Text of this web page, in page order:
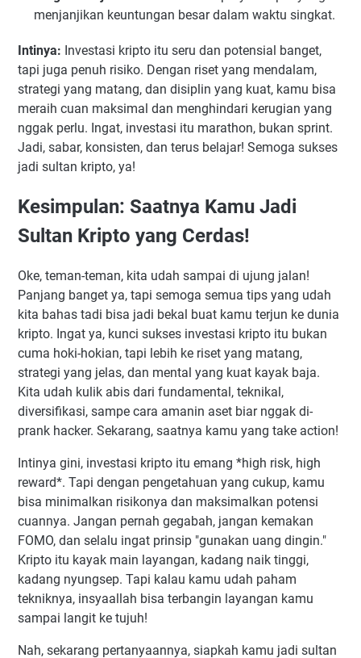
menjanjikan keuntungan besar dalam waktu singkat.
Intinya: Investasi kripto itu seru dan potensial banget,
tapi juga penuh risiko. Dengan riset yang mendalam,
strategi yang matang, dan disiplin yang kuat, kamu bisa
meraih cuan maksimal dan menghindari kerugian yang
nggak perlu. Ingat, investasi itu marathon, bukan sprint.
Jadi, sabar, konsisten, dan terus belajar! Semoga sukses
jadi sultan kripto, ya!
Kesimpulan: Saatnya Kamu Jadi
Sultan Kripto yang Cerdas!
Oke, teman-teman, kita udah sampai di ujung jalan!
Panjang banget ya, tapi semoga semua tips yang udah
kita bahas tadi bisa jadi bekal buat kamu terjun ke dunia
kripto. Ingat ya, kunci sukses investasi kripto itu bukan
cuma hoki-hokian, tapi lebih ke riset yang matang,
strategi yang jelas, dan mental yang kuat kayak baja.
Kita udah kulik abis dari fundamental, teknikal,
diversifikasi, sampe cara amanin aset biar nggak di-
prank hacker. Sekarang, saatnya kamu yang take action!
Intinya gini, investasi kripto itu emang *high risk, high
reward*. Tapi dengan pengetahuan yang cukup, kamu
bisa minimalkan risikonya dan maksimalkan potensi
cuannya. Jangan pernah gegabah, jangan kemakan
FOMO, dan selalu ingat prinsip "gunakan uang dingin."
Kripto itu kayak main layangan, kadang naik tinggi,
kadang nyungsep. Tapi kalau kamu udah paham
tekniknya, insyaallah bisa terbangin layangan kamu
sampai langit ke tujuh!
Nah, sekarang pertanyaannya, siapkah kamu jadi sultan